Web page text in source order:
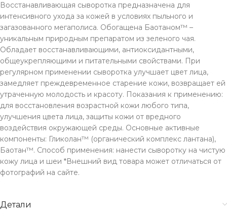
Восстанавливающая сыворотка предназначена для
интенсивного ухода за кожей в условиях пыльного и
загазованного мегаполиса. Обогащена Баотаном™ –
уникальным природным препаратом из зеленого чая.
Обладает восстанавливающими, антиоксидантными,
общеукрепляющими и питательными свойствами. При
регулярном применении сыворотка улучшает цвет лица,
замедляет преждевременное старение кожи, возвращает ей
утраченную молодость и красоту. Показания к применению:
для восстановления возрастной кожи любого типа,
улучшения цвета лица, защиты кожи от вредного
воздействия окружающей среды. Основные активные
компоненты: Гликолан™ (органический комплекс лантана),
Баотан™. Способ применения: нанести сыворотку на чистую
кожу лица и шеи *Внешний вид товара может отличаться от
фотографий на сайте.
Детали